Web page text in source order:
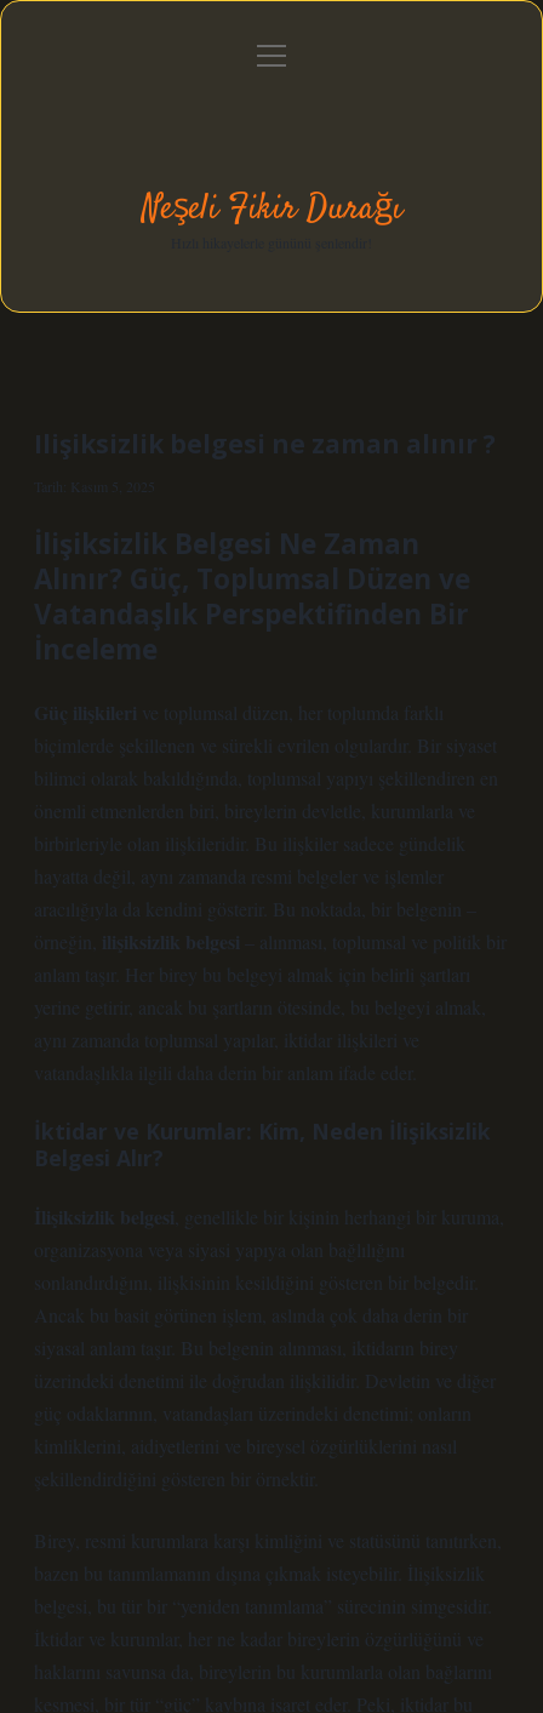
Gizlilik Politikası
menüyü
Neşeli Fikir Durağı
Ilişiksizlik belgesi ne zaman alınır ?
Tarih: Kasım 5, 2025
İlişiksizlik Belgesi Ne Zaman
Alınır? Güç, Toplumsal Düzen ve
Vatandaşlık Perspektifinden Bir
İnceleme
Güç ilişkileri ve toplumsal düzen, her toplumda farklı
biçimlerde şekillenen ve sürekli evrilen olgulardır. Bir siyaset
bilimci olarak bakıldığında, toplumsal yapıyı şekillendiren en
önemli etmenlerden biri, bireylerin devletle, kurumlarla ve
birbirleriyle olan ilişkileridir. Bu ilişkiler sadece gündelik
hayatta değil, aynı zamanda resmi belgeler ve işlemler
aracılığıyla da kendini gösterir. Bu noktada, bir belgenin –
örneğin, ilişiksizlik belgesi – alınması, toplumsal ve politik bir
anlam taşır. Her birey bu belgeyi almak için belirli şartları
yerine getirir, ancak bu şartların ötesinde, bu belgeyi almak,
aynı zamanda toplumsal yapılar, iktidar ilişkileri ve
vatandaşlıkla ilgili daha derin bir anlam ifade eder.
İktidar ve Kurumlar: Kim, Neden İlişiksizlik
Belgesi Alır?
İlişiksizlik belgesi , genellikle bir kişinin herhangi bir kuruma,
organizasyona veya siyasi yapıya olan bağlılığını
sonlandırdığını, ilişkisinin kesildiğini gösteren bir belgedir.
Ancak bu basit görünen işlem, aslında çok daha derin bir
siyasal anlam taşır. Bu belgenin alınması, iktidarın birey
üzerindeki denetimi ile doğrudan ilişkilidir. Devletin ve diğer
güç odaklarının, vatandaşları üzerindeki denetimi; onların
kimliklerini, aidiyetlerini ve bireysel özgürlüklerini nasıl
şekillendirdiğini gösteren bir örnektir.
Birey, resmi kurumlara karşı kimliğini ve statüsünü tanıtırken,
bazen bu tanımlamanın dışına çıkmak isteyebilir. İlişiksizlik
belgesi, bu tür bir “yeniden tanımlama” sürecinin simgesidir.
İktidar ve kurumlar, her ne kadar bireylerin özgürlüğünü ve
haklarını savunsa da, bireylerin bu kurumlarla olan bağlarını
kesmesi, bir tür “güç” kaybına işaret eder. Peki, iktidar bu